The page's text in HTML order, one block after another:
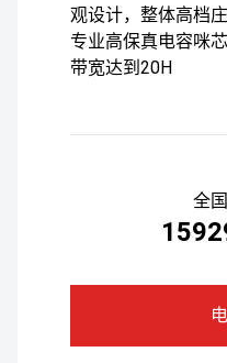
观设计，整体高档
专业高保真电容咪
带宽达到20H
全